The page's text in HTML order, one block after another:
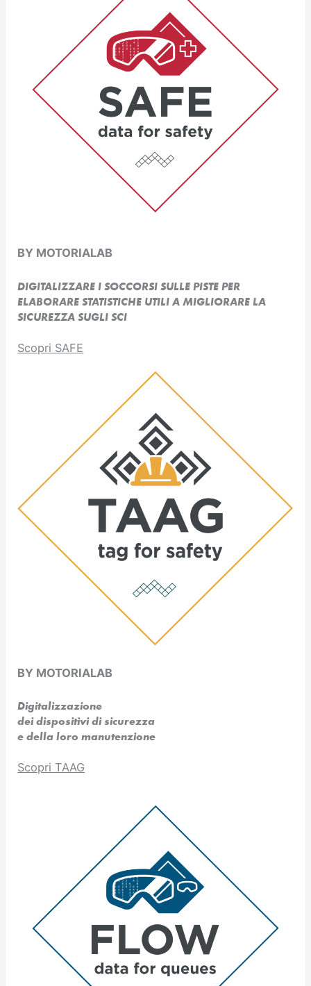
BY MOTORIALAB
DIGITALIZZARE I SOCCORSI SULLE PISTE PER
ELABORARE STATISTICHE UTILI A MIGLIORARE LA
SICUREZZA SUGLI SCI
Scopri SAFE
BY MOTORIALAB
Digitalizzazione
dei dispositivi di sicurezza
e della loro manutenzione
Scopri TAAG